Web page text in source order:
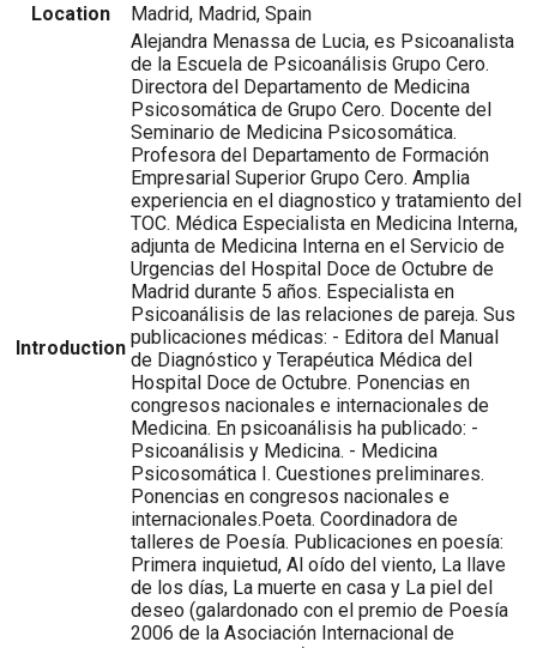
Location
Madrid, Madrid, Spain
Introduction
Alejandra Menassa de Lucia, es Psicoanalista
de la Escuela de Psicoanálisis Grupo Cero.
Directora del Departamento de Medicina
Psicosomática de Grupo Cero. Docente del
Seminario de Medicina Psicosomática.
Profesora del Departamento de Formación
Empresarial Superior Grupo Cero. Amplia
experiencia en el diagnostico y tratamiento del
TOC. Médica Especialista en Medicina Interna,
adjunta de Medicina Interna en el Servicio de
Urgencias del Hospital Doce de Octubre de
Madrid durante 5 años. Especialista en
Psicoanálisis de las relaciones de pareja. Sus
publicaciones médicas: - Editora del Manual
de Diagnóstico y Terapéutica Médica del
Hospital Doce de Octubre. Ponencias en
congresos nacionales e internacionales de
Medicina. En psicoanálisis ha publicado: -
Psicoanálisis y Medicina. - Medicina
Psicosomática I. Cuestiones preliminares.
Ponencias en congresos nacionales e
internacionales.Poeta. Coordinadora de
talleres de Poesía. Publicaciones en poesía:
Primera inquietud, Al oído del viento, La llave
de los días, La muerte en casa y La piel del
deseo (galardonado con el premio de Poesía
2006 de la Asociación Internacional de